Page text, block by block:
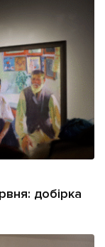
добірка